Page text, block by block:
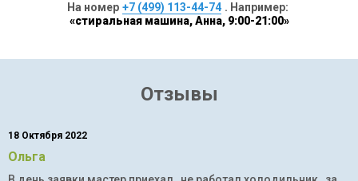
На номер +7 (499) 113-44-74 . Например:
«стиральная машина, Анна, 9:00-21:00»
Отзывы
18 Октября 2022
Ольга